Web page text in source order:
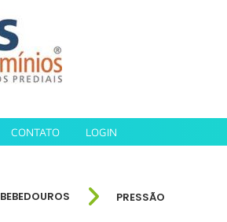
CONTATO LOGIN
BEBEDOUROS PRESSÃO